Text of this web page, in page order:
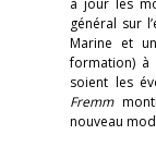
à jour les
général sur
Marine et
formation) à
soient les
Fremm
nouveau